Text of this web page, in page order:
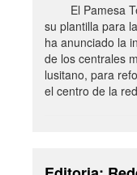
El Pamesa
su plantilla para
ha anunciado la
de los centrales
lusitano, para
el centro de la